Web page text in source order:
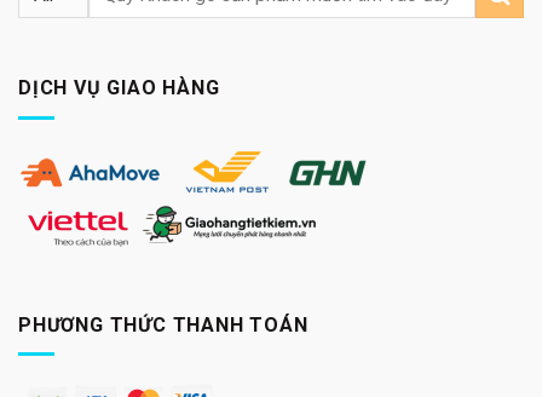
kiếm:
DỊCH VỤ GIAO HÀNG
PHƯƠNG THỨC THANH TOÁN